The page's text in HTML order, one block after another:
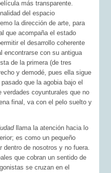
más transparente.
del espacio
la dirección de arte, para
que acompaña el estado
el desarrollo coherente
encontrarse con su antigua
de la primera (de tres
y demodé, pues ella sigue
que la agobia bajo el
verdades coyunturales que no
final, va con el pelo suelto y
llama la atención hacia lo
es como un pequeño
dentro de nosotros y no fuera.
que cobran un sentido de
se cruzan en el